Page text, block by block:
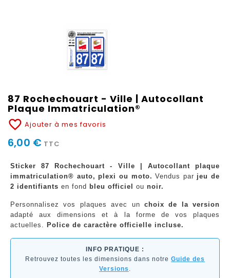
87 Rochechouart - Ville | Autocollant
Plaque Immatriculation®
favorite_border Ajouter à mes favoris
6,00 € TTC
Sticker 87 Rochechouart - Ville | Autocollant plaque
immatriculation® auto, plexi ou moto. Vendus par jeu de
2 identifiants en fond bleu officiel ou noir.
Personnalisez vos plaques avec un choix de la version
adapté aux dimensions et à la forme de vos plaques
actuelles. Police de caractère officielle incluse.
INFO PRATIQUE :
Retrouvez toutes les dimensions dans notre Guide des
Versions .